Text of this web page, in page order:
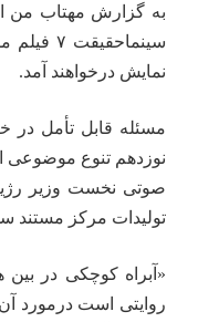
به گزارش مهتاب من
نمایش درخواهند آمد.
مسئله قابل تأمل در
صوتی نخست وزیر
تولیدات مرکز مستند
«آبراه کوچکی در
روایتی است درمورد